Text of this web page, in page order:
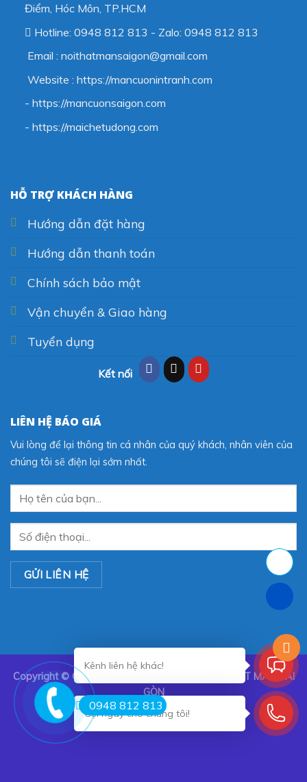
Điểm, Hóc Môn, TP.HCM
Hotline: 0948 812 813 - Zalo: 0948 812 813
Email : noithatmansaigon@gmail.com
Website : https://mancuonintranh.com
- https://mancuonsaigon.com
- https://maichetudong.com
HỖ TRỢ KHÁCH HÀNG
Hướng dẫn đặt hàng
Hướng dẫn thanh toán
Chính sách bảo mật
Vận chuyển & Giao hàng
Tuyển dụng
Kết nối
LIÊN HỆ BÁO GIÁ
Vui lòng để lại thông tin cá nhân của quý khách, nhân viên của
chúng tôi sẽ điện lại sớm nhất.
Copyright © CÔNG TY TNHH TRANG TRÍ NỘI THẤT MÀN SÀI
GÒN
Kênh liên hệ khác!
Gọi ngay cho chúng tôi!
0948 812 813